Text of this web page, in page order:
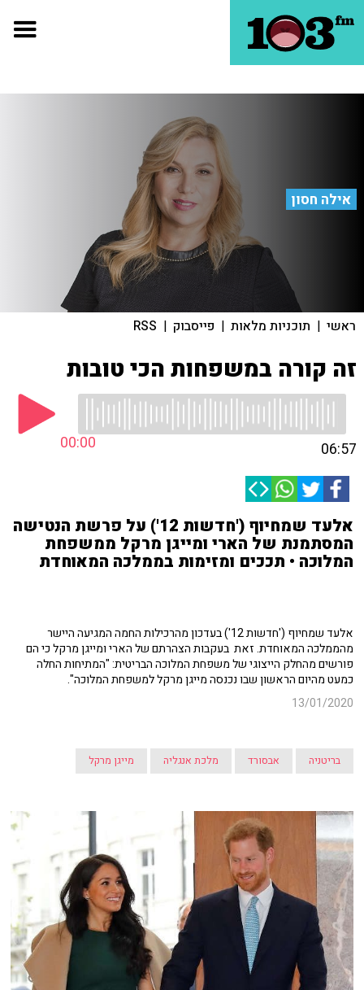
אילה חסון
ראשי | תוכניות מלאות | פייסבוק |
RSS
זה קורה במשפחות הכי טובות
00:00 06:57
אלעד שמחיוף ('חדשות 12') על פרשת הנטישה
המסתמנת של הארי ומייגן מרקל ממשפחת
המלוכה • תככים ומזימות בממלכה המאוחדת
אלעד שמחיוף ('חדשות 12') בעדכון מהרכילות החמה המגיעה היישר
מהממלכה המאוחדת. זאת בעקבות הצהרתם של הארי ומייגן מרקל כי הם
פורשים מהחלק הייצוגי של משפחת המלוכה הבריטית: "המתיחות החלה
כמעט מהיום הראשון שבו נכנסה מייגן מרקל למשפחת המלוכה".
13/01/2020
בריטניה אבסורד מלכת אנגליה מייגן מרקל